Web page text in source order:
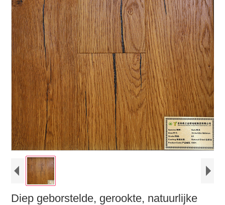
Diep geborstelde, gerookte, natuurlijke